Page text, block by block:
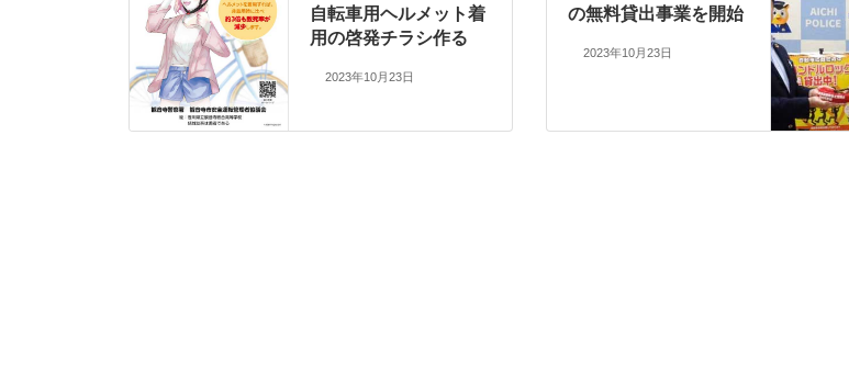
自転車用ヘルメット着
用の啓発チラシ作る
2023年10月23日
の無料貸出事業を開始
2023年10月23日